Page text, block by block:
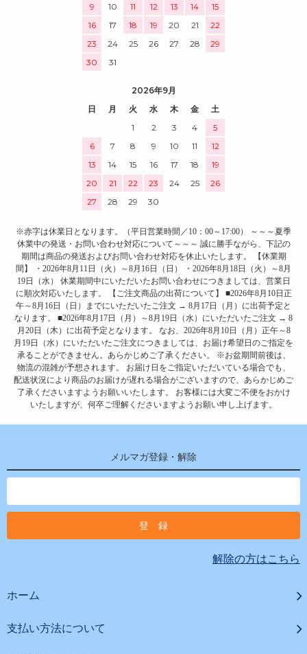
9
10 11 12 13 14
15
16
17 18 19 20 21
22
23
24 25 26 27 28
29
30
31
2026年9月
日
月 火 水 木 金
土
1
2 3 4
5
6
7 8 9 10 11
12
13
14 15 16 17 18
19
20
21 22 23 24 25
26
27
28 29 30
※赤字は休業日となります。（平日営業時間／10：00～17:00） ～～～夏季
休業中の発送・お問い合わせ対応について～～～ 誠に勝手ながら、下記の
期間は商品の発送およびお問い合わせ対応を休止いたします。 【休業期
間】 ・2026年8月11日（火）～8月16日（日） ・2026年8月18日（火）～8月
19日（水） 休業期間中にいただいたお問い合わせにつきましては、営業日
に順次対応いたします。 【ご注文商品の出荷について】 ■2026年8月10日正
午～8月16日（日）までにいただいたご注文 → 8月17日（月）に出荷予定と
なります。 ■2026年8月17日（月）～8月19日（水）にいただいたご注文 → 8
月20日（木）に出荷予定となります。 なお、2026年8月10日（月）正午～8
月19日（水）にいただいたご注文につきましては、お届け希望日のご指定を
承ることができません。あらかじめご了承ください。 ※お盆期間前後は、
物流の混雑が予想されます。 お届け日をご指定いただいている場合でも、
配送状況により商品のお届けが遅れる場合がございますので、あらかじめご
了承くださいますようお願いいたします。 お客様には大変ご不便をおかけ
いたしますが、何卒ご理解くださいますようお願い申し上げます。
メルマガ登録・解除
解除の方はこちら
ホーム
支払い方法について